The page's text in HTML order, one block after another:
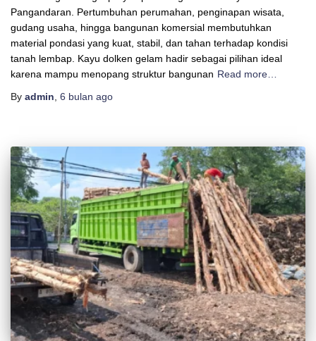
Pangandaran. Pertumbuhan perumahan, penginapan wisata,
gudang usaha, hingga bangunan komersial membutuhkan
material pondasi yang kuat, stabil, dan tahan terhadap kondisi
tanah lembap. Kayu dolken gelam hadir sebagai pilihan ideal
karena mampu menopang struktur bangunan Read more…
By admin 6 bulan ago